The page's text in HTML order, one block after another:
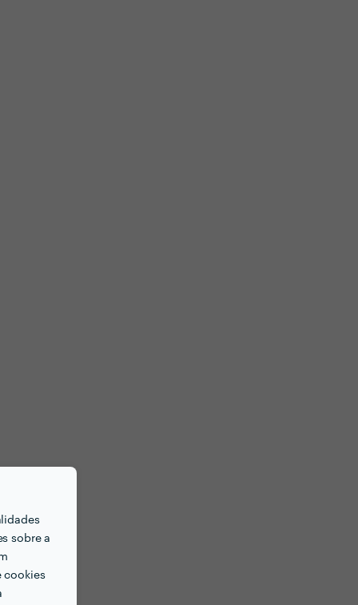
sobre a
cookies